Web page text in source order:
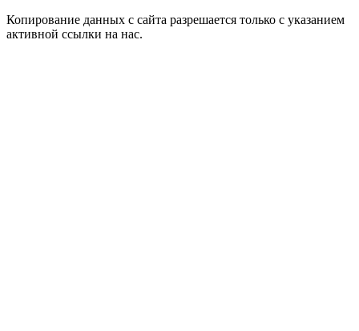
Копирование данных с сайта разрешается только с указанием
активной ссылки на нас.